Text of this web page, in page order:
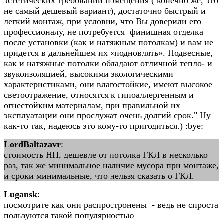
не самый дешевый вариант), достаточно быстрый и
легкий монтаж, при условии, что Вы доверили его
профессионалу, не потребуется финишная отделка
после установки (как и натяжным потолкам) и вам не
придется в дальнейшем их «подновлять». Подвесные,
как и натяжные потолки обладают отличной тепло- и
звукоизоляцией, высокими экологическими
характеристиками, они влагостойкие, имеют высокое
светоотражение, относятся к гипоаллергенным и
огнестойким материалам, при правильной их
эксплуатации они прослужат очень долгий срок." Ну
как-то так, надеюсь это кому-то пригодиться.) :bye:
LordBaltazavr:
стоимость НП, дешевле от потолка ГКЛ в несколько
раз, так же минимальное наличие мусора при монтаже,
и сроки минимальные, что нельзя сказать о ГКЛ.
Lugansk:
посмотрите как они распростронены - ведь не спроста
пользуются такой популярностью